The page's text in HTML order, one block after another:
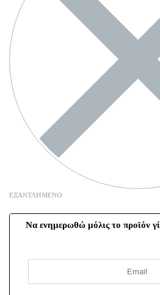
ΕΞΑΝΤΛΗΜΈΝΟ
Να ενημερωθώ μόλις το προϊόν